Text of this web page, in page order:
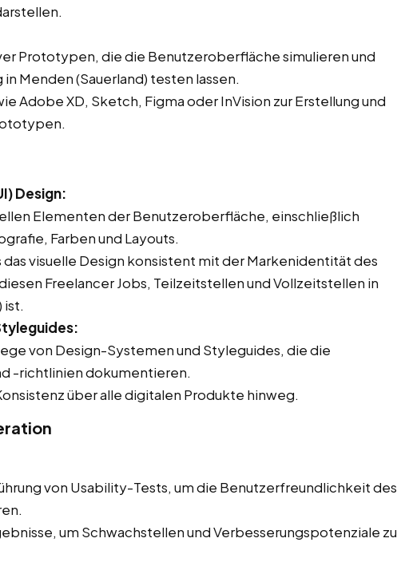
Prototypen, die die Benutzeroberfläche simulieren und
Menden (Sauerland) testen lassen.
Adobe XD, Sketch, Figma oder InVision zur Erstellung und
Design:
Elementen der Benutzeroberfläche, einschließlich
Farben und Layouts.
das visuelle Design konsistent mit der Markenidentität des
Freelancer Jobs, Teilzeitstellen und Vollzeitstellen in
ist.
von Design-Systemen und Styleguides, die die
-richtlinien dokumentieren.
über alle digitalen Produkte hinweg.
von Usability-Tests, um die Benutzerfreundlichkeit des
um Schwachstellen und Verbesserungspotenziale zu